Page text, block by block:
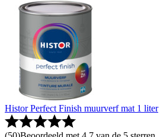
Histor Perfect Finish muurverf mat 1 liter